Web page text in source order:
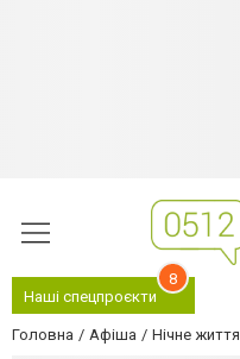
Наші спецпроєкти
8
Головна Афіша Нічне життя